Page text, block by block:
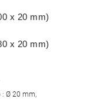
x 20 mm)
x 20 mm)
: Ø 20 mm,